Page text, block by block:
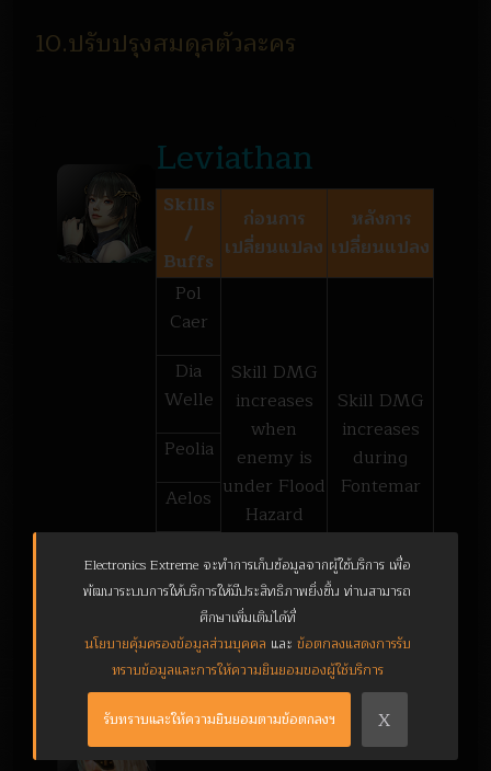
10.ปรับปรุงสมดุลตัวละคร
Leviathan
Skills
/
Buffs
ก่อนการ
เปลี่ยนแปลง
หลังการ
เปลี่ยนแปลง
Pol
Caer
Skill DMG
increases
when
enemy is
under Flood
Hazard
Skill DMG
increases
during
Fontemar
Dia
Welle
Peolia
Aelos
Devora
Queen of Pioneer,
Grandma
Electronics Extreme จะทำการเก็บข้อมูลจากผู้ใช้บริการ เพื่อ
พัฒนาระบบการให้บริการให้มีประสิทธิภาพยิ่งขึ้น ท่านสามารถ
ศึกษาเพิ่มเติมได้ที่
นโยบายคุ้มครองข้อมูลส่วนบุคคล และ ข้อตกลงแสดงการรับ
ทราบข้อมูลและการให้ความยินยอมของผู้ใช้บริการ
รับทราบและให้ความยินยอมตามข้อตกลงฯ X